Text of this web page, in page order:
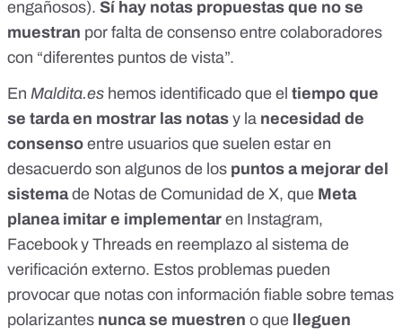
engañosos). Sí hay notas propuestas que no se
muestran por falta de consenso entre colaboradores
con “diferentes puntos de vista”.
En Maldita.es hemos identificado que el tiempo que
se tarda en mostrar las notas y la necesidad de
consenso entre usuarios que suelen estar en
desacuerdo son algunos de los puntos a mejorar del
sistemade Notas de Comunidad de X, que Meta
planea imitar e implementar en Instagram,
Facebook y Threads en reemplazo al sistema de
verificación externo. Estos problemas pueden
provocar que notas con información fiable sobre temas
polarizantes nunca se muestren o que lleguen